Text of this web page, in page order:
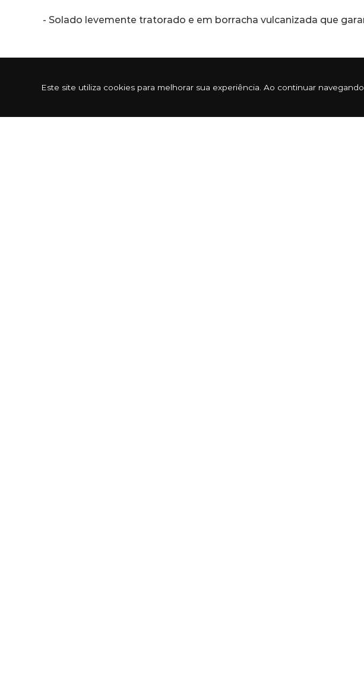
Este site utiliza cookies para melhorar sua experiência. Ao continuar
- Solado levemente tratorado e em borracha vulcanizada que